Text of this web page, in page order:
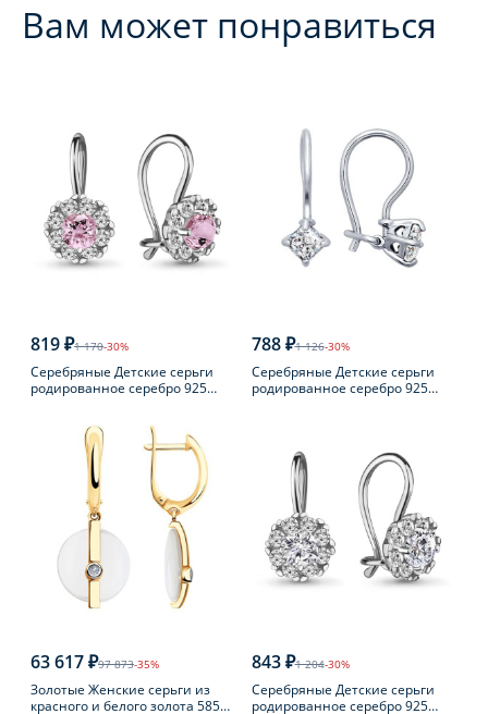
Вам может понравиться
819 ₽1 170-30%
Серебряные Детские серьги
родированное серебро 925
788 ₽1 126-30%
Серебряные Детские серьги
родированное серебро 925
63 617 ₽97 873-35%
Золотые Женские серьги из
красного и белого золота 585
843 ₽1 204-30%
Серебряные Детские серьги
родированное серебро 925